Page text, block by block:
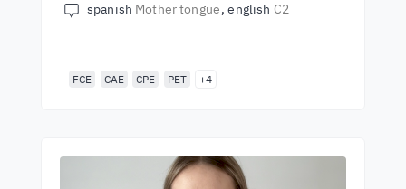
spanish Mother tongue english C2
FCE CAE CPE PET +4